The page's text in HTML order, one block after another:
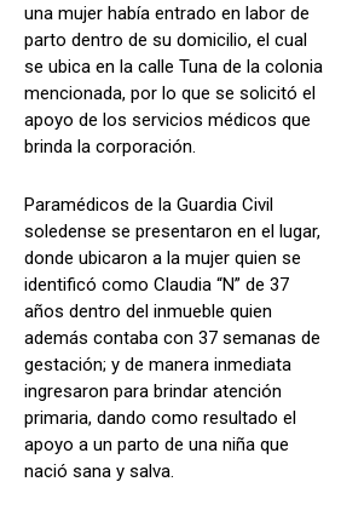
una mujer había entrado en labor de
parto dentro de su domicilio, el cual
se ubica en la calle Tuna de la colonia
mencionada, por lo que se solicitó el
apoyo de los servicios médicos que
brinda la corporación.
Paramédicos de la Guardia Civil
soledense se presentaron en el lugar,
donde ubicaron a la mujer quien se
identificó como Claudia “N” de 37
años dentro del inmueble quien
además contaba con 37 semanas de
gestación; y de manera inmediata
ingresaron para brindar atención
primaria, dando como resultado el
apoyo a un parto de una niña que
nació sana y salva.